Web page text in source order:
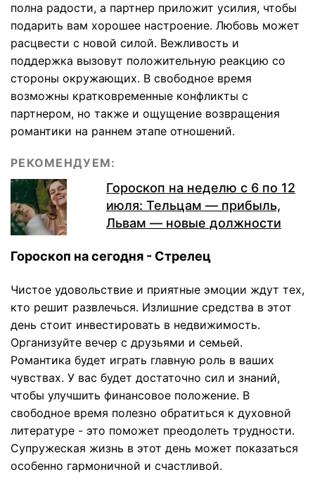
полна радости, а партнер приложит усилия, чтобы
подарить вам хорошее настроение. Любовь может
расцвести с новой силой. Вежливость и
поддержка вызовут положительную реакцию со
стороны окружающих. В свободное время
возможны кратковременные конфликты с
партнером, но также и ощущение возвращения
романтики на раннем этапе отношений.
РЕКОМЕНДУЕМ:
Гороскоп на неделю с 6 по 12
июля: Тельцам — прибыль,
Львам — новые должности
Гороскоп на сегодня - Стрелец
Чистое удовольствие и приятные эмоции ждут тех,
кто решит развлечься. Излишние средства в этот
день стоит инвестировать в недвижимость.
Организуйте вечер с друзьями и семьей.
Романтика будет играть главную роль в ваших
чувствах. У вас будет достаточно сил и знаний,
чтобы улучшить финансовое положение. В
свободное время полезно обратиться к духовной
литературе - это поможет преодолеть трудности.
Супружеская жизнь в этот день может показаться
особенно гармоничной и счастливой.